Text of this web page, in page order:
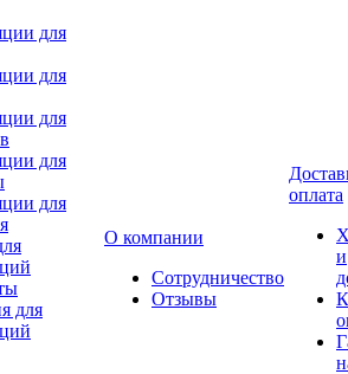
для
для
для
для
для
для
О компании
Сотрудничество
Отзывы
оплата
и